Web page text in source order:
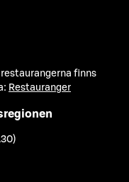
finns
Restauranger